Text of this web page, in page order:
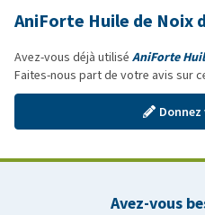
AniForte Huile de Noix
Avez-vous déjà utilisé AniForte
Faites-nous part de votre avis sur
Avez-vous